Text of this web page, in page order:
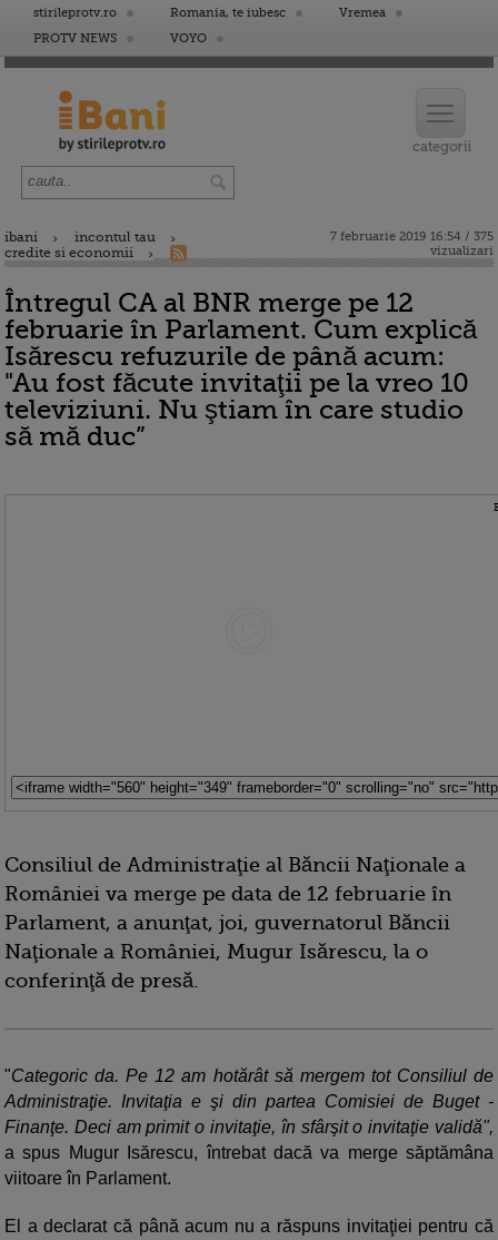
stirileprotv.ro Romania, te iubesc
Vremea
PROTV NEWS
VOYO
ibani
incontul tau
credite si economii
7 februarie 2019 16:54 / 375
vizualizari
Întregul CA al BNR merge pe 12
februarie în Parlament. Cum explică
Isărescu refuzurile de până acum:
"Au fost făcute invitaţii pe la vreo 10
televiziuni. Nu ştiam în care studio
să mă duc”
Consiliul de Administraţie al Băncii Naţionale a
României va merge pe data de 12 februarie în
Parlament, a anunţat, joi, guvernatorul Băncii
Naţionale a României, Mugur Isărescu, la o
conferinţă de presă.
"Categoric da. Pe 12 am hotărât să mergem tot Consiliul de
Administraţie. Invitaţia e şi din partea Comisiei de Buget -
Finanţe. Deci am primit o invitaţie, în sfârşit o invitaţie validă",
a spus Mugur Isărescu, întrebat dacă va merge săptămâna
viitoare în Parlament.
El a declarat că până acum nu a răspuns invitaţiei pentru că